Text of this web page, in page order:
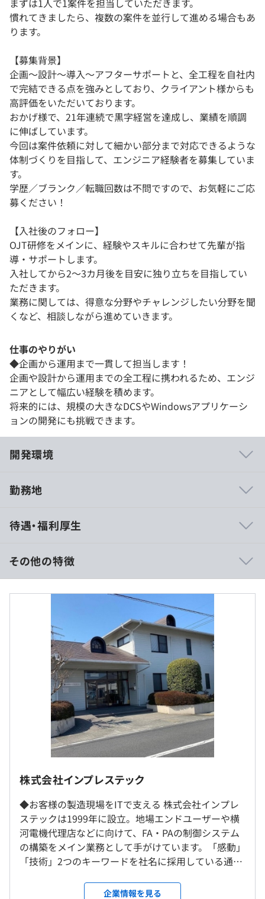
まずは1人で1案件を担当していただきます。
慣れてきましたら、複数の案件を並行して進める場合もあ
ります。
【募集背景】
企画～設計～導入～アフターサポートと、全工程を自社内
で完結できる点を強みとしており、クライアント様からも
高評価をいただいております。
おかげ様で、21年連続で黒字経営を達成し、業績を順調
に伸ばしています。
今回は案件依頼に対して細かい部分まで対応できるような
体制づくりを目指して、エンジニア経験者を募集していま
す。
学歴／ブランク／転職回数は不問ですので、お気軽にご応
募ください！
【入社後のフォロー】
OJT研修をメインに、経験やスキルに合わせて先輩が指
導・サポートします。
入社してから2～3カ月後を目安に独り立ちを目指してい
ただきます。
業務に関しては、得意な分野やチャレンジしたい分野を聞
くなど、相談しながら進めていきます。
仕事のやりがい
◆企画から運用まで一貫して担当します！
企画や設計から運用までの全工程に携われるため、エンジ
ニアとして幅広い経験を積めます。
将来的には、規模の大きなDCSやWindowsアプリケーシ
ョンの開発にも挑戦できます。
開発環境
基本的にDCSやSCADA、PCや既存PLCとのネットワーク
を生き抜く力を養える魅力があります。
◆エンジニアとしての成長をサポートします！
・各メーカーが主催しているセミナーに参加できます
・業務に役立つ資格を取得する場合は、試験費用を補助し
相談の上、ご希望のマシンを支給いたします。
◆職人を目指せる最高の環境を整えています！
勤務地
・マイカー通勤可（駐車場あり）
「大竹駅」より車で約3分
待遇・福利厚生
■賃金形態：月給・賞与制
■賃金の決定方法：経験・年齢・能力などを考慮の上、決
■月給22万円以上＋賞与年3回（昨年実績5.5カ月分）＋
※残業代は全額支給します
・520万円／30歳／入社8年
・610万円／42歳／入社10年
・640万円／41歳／入社9年
8：30～17：30（労働時間：7時間40分）
※残業は月平均30時間程度です
その他の特徴
株式会社インプレステック
◆お客様の製造現場をITで支える 株式会社インプレ
ステックは1999年に設立。地場エンドユーザーや横
河電機代理店などに向けて、FA・PAの制御システム
の構築をメイン業務として手がけています。「感動」
「技術」2つのキーワードを社名に採用している通
お客様と健康な関係にある会社創りを目指していま
企業情報を見る